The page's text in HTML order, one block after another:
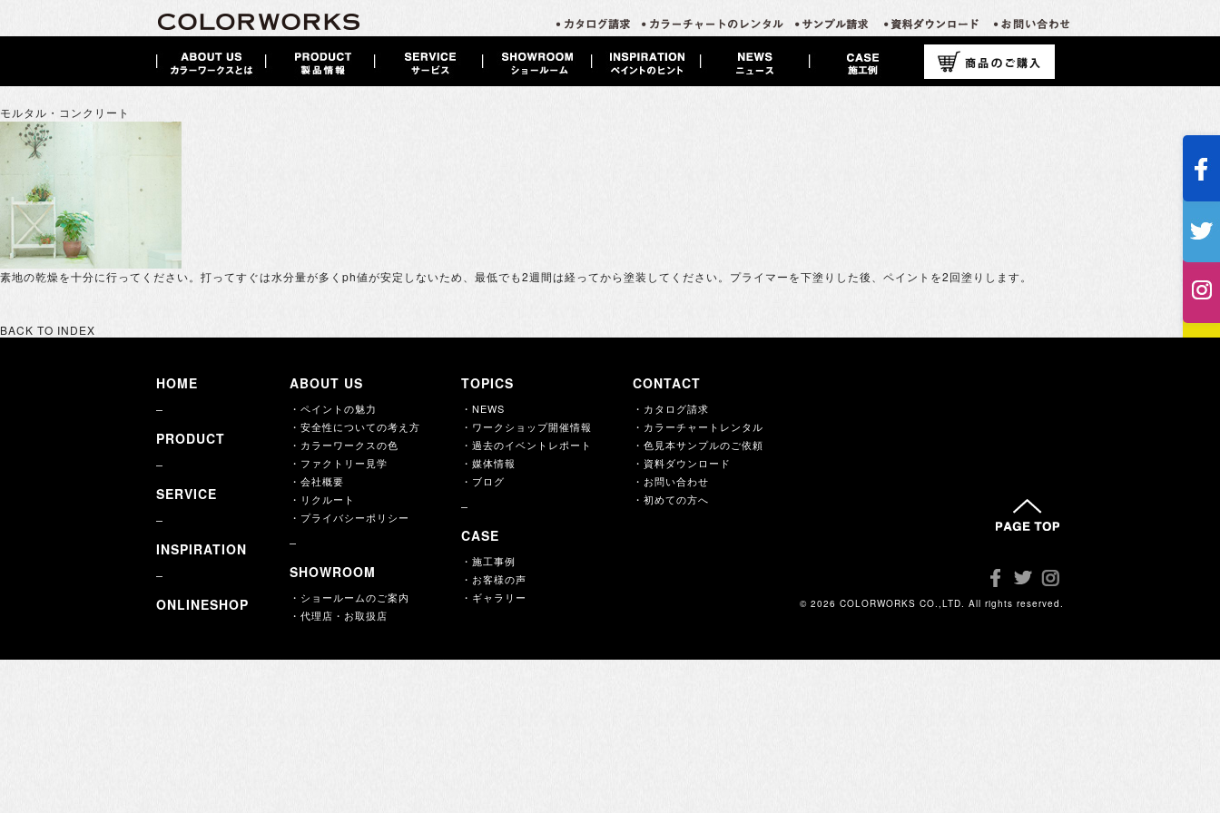
モルタル・コンクリート
素地の乾燥を十分に行ってください。打ってすぐは水分量が多くph値が安定しないため、最低でも2週間は経ってから塗装してください。プライマーを下塗りした後、ペイントを2回塗りします。
BACK TO INDEX
HOME
PRODUCT
SERVICE
INSPIRATION
ONLINESHOP
ABOUT US
・ペイントの魅力
・安全性についての考え方
・カラーワークスの色
・ファクトリー見学
・会社概要
・リクルート
・プライバシーポリシー
SHOWROOM
・ショールームのご案内
・代理店・お取扱店
TOPICS
・NEWS
・ワークショップ開催情報
・過去のイベントレポート
・媒体情報
・ブログ
CASE
・施工事例
・お客様の声
・ギャラリー
CONTACT
・カタログ請求
・カラーチャートレンタル
・色見本サンプルのご依頼
・資料ダウンロード
・お問い合わせ
・初めての方へ
© 2026 COLORWORKS CO.,LTD. All rights reserved.